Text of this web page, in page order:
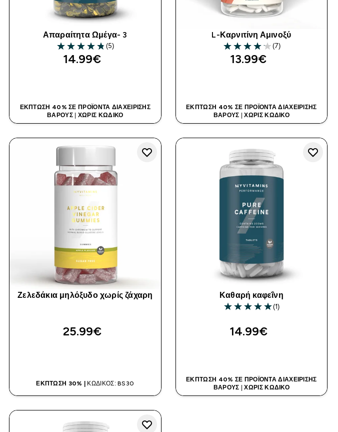
Απαραίτητα Ωμέγα- 3
4.8 out of 5 stars
(5)
14.99€‎
ΈΚΠΤΩΣΗ 40% ΣΕ ΠΡΟΪΌΝΤΑ ΔΙΑΧΕΊΡΙΣΗΣ
ΒΆΡΟΥΣ| ΧΩΡΊΣ ΚΩΔΙΚΌ
L-Καρνιτίνη Αμινοξύ
4.14 out of 5 stars
(7)
13.99€‎
ΈΚΠΤΩΣΗ 40% ΣΕ ΠΡΟΪΌΝΤΑ ΔΙΑΧΕΊΡΙΣΗΣ
ΒΆΡΟΥΣ |ΧΩΡΊΣ ΚΩΔΙΚΌ
Ζελεδάκια μηλόξυδο χωρίς ζάχαρη
25.99€‎
ΈΚΠΤΩΣΗ 30% | ΚΩΔΙΚΌΣ: BS30
Καθαρή καφεΐνη
5 out of 5 stars
(1)
14.99€‎
ΈΚΠΤΩΣΗ 40% ΣΕ ΠΡΟΪΌΝΤΑ ΔΙΑΧΕΊΡΙΣΗΣ
ΒΆΡΟΥΣ |ΧΩΡΊΣ ΚΩΔΙΚΌ